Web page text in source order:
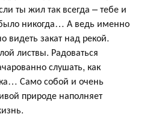
ты жил так всегда – тебе и
никогда… А ведь именно
видеть закат над рекой.
листвы. Радоваться
слушать, как
Само собой и очень
природе наполняет